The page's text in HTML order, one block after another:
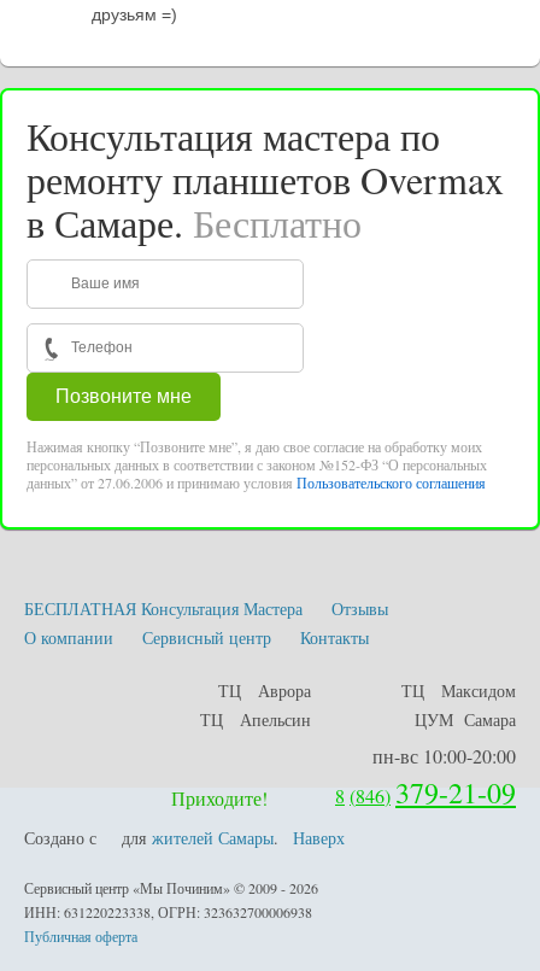
друзьям =)
Консультация мастера по
ремонту планшетов Overmax
в Самаре. Бесплатно
Нажимая кнопку “Позвоните мне”, я даю свое согласие на обработку моих
персональных данных в соответствии с законом №152-ФЗ “О персональных
данных” от 27.06.2006 и принимаю условия Пользовательского соглашения
БЕСПЛАТНАЯ Консультация Мастера
Отзывы
О компании
Сервисный центр Контакты
ТЦ Аврора
ТЦ Максидом
ТЦ Апельсин
ЦУМ Самара
пн-вс 10:00-20:00
Приходите!
8 (846) 379-21-09
Создано с любовью
для жителей Самары. Наверх
Сервисный центр «Мы Починим» © 2009 - 2026
ИНН: 631220223338, ОГРН: 323632700006938
Публичная оферта